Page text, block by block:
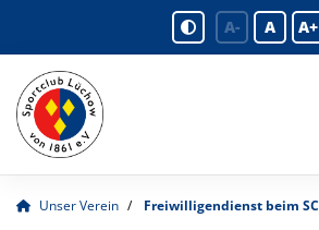
A- A A+
Unser Verein Freiwilligendienst beim SC